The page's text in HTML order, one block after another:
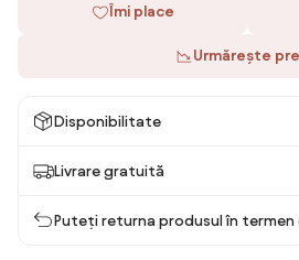
Îmi place
Urmărește
Disponibilitate
Livrare gratuită
Puteți returna produsul în termen